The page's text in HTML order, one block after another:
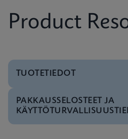
Product
TUOTETIEDOT
Testivalikko
PAKKAUSSELOSTEET JA